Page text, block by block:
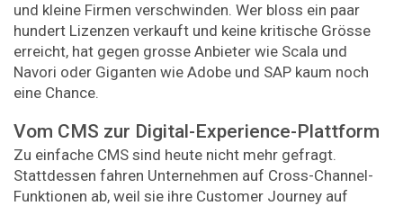
und kleine Firmen verschwinden. Wer bloss ein paar
hundert Lizenzen verkauft und keine kritische Grösse
erreicht, hat gegen grosse Anbieter wie Scala und
Navori oder Giganten wie Adobe und SAP kaum noch
eine Chance.
Vom CMS zur Digital-Experience-Plattform
Zu einfache CMS sind heute nicht mehr gefragt.
Stattdessen fahren Unternehmen auf Cross-Channel-
Funktionen ab, weil sie ihre Customer Journey auf